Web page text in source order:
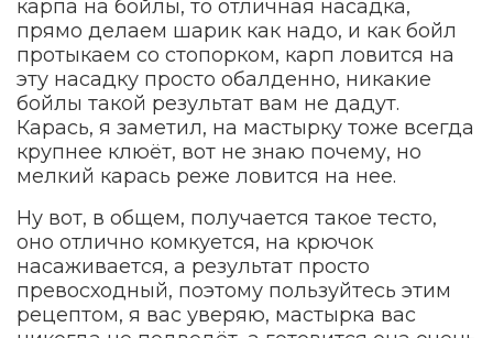
карпа на бойлы, то отличная насадка,
прямо делаем шарик как надо, и как бойл
протыкаем со стопорком, карп ловится на
эту насадку просто обалденно, никакие
бойлы такой результат вам не дадут.
Карась, я заметил, на мастырку тоже всегда
крупнее клюёт, вот не знаю почему, но
мелкий карась реже ловится на нее.
Ну вот, в общем, получается такое тесто,
оно отлично комкуется, на крючок
насаживается, а результат просто
превосходный, поэтому пользуйтесь этим
рецептом, я вас уверяю, мастырка вас